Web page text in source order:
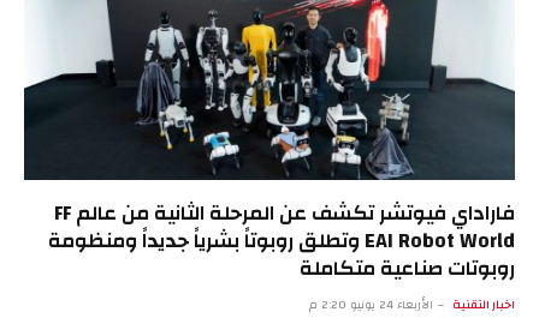
فاراداي فيوتشر تكشف عن المرحلة الثانية من عالم FF
EAI Robot World وتطلق روبوتاً بشرياً جديداً ومنظومة
روبوتات صناعية متكاملة
اخبار التقنية الأربعاء 24 يونيو 2:20 م